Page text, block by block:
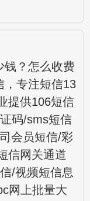
钱？怎么收费
，专注短信13
提供106短信
码/sms短信
会员短信/彩
信网关通道
/视频短信息
网上批量大